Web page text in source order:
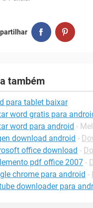
também
para tablet baixar
word gratis para
word para android -
download android -
office download -
pdf office 2007 -
chrome para android -
downloader para